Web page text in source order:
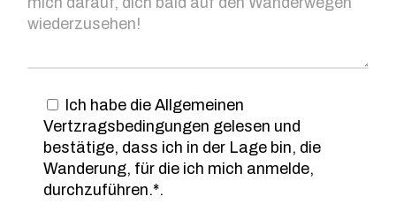
Ich habe die Allgemeinen
Vertzragsbedingungen gelesen und
bestätige, dass ich in der Lage bin, die
Wanderung, für die ich mich anmelde,
durchzuführen.*.